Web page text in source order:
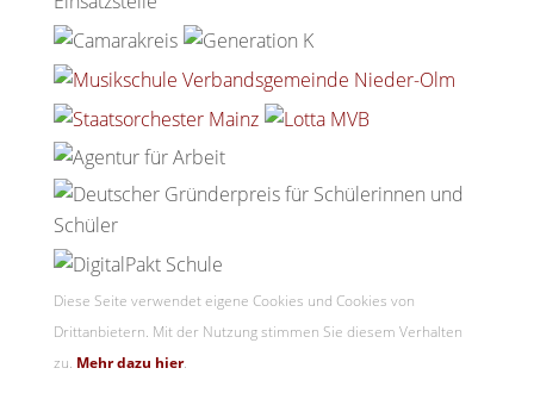
Diese Seite verwendet eigene Cookies und Cookies von
Drittanbietern. Mit der Nutzung stimmen Sie diesem Verhalten
zu. Mehr dazu hier.